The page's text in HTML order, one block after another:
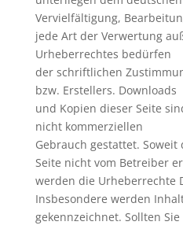
Vervielfältigung,
jede Art der Verwertung
Urheberrechtes bedürfen
der schriftlichen
bzw. Erstellers. Downloads
und Kopien dieser Seite
nicht kommerziellen
Gebrauch gestattet.
Seite nicht vom Betreiber
werden die Urheberrechte
Insbesondere werden
gekennzeichnet. Sollten